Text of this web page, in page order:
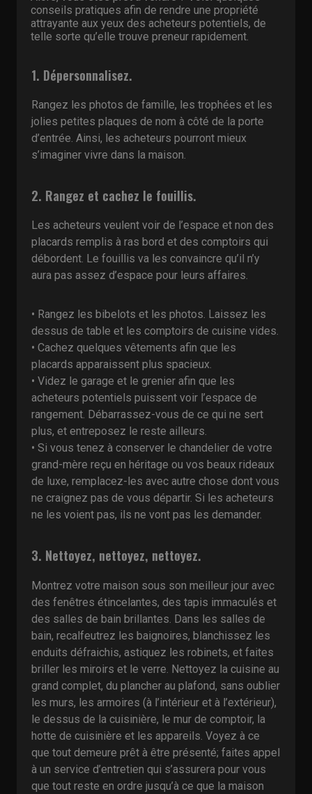
conseils pratiques afin de rendre une propriété
attrayante aux yeux des acheteurs potentiels, de
telle sorte qu’elle trouve preneur rapidement.
1. Dépersonnalisez.
Rangez les photos de famille, les trophées et les
jolies petites plaques de nom à côté de la porte
d’entrée. Ainsi, les acheteurs pourront mieux
s’imaginer vivre dans la maison.
2. Rangez et cachez le fouillis.
Les acheteurs veulent voir de l’espace et non des
placards remplis à ras bord et des comptoirs qui
débordent. Le fouillis va les convaincre qu’il n’y
aura pas assez d’espace pour leurs affaires.
• Rangez les bibelots et les photos. Laissez les
dessus de table et les comptoirs de cuisine vides.
• Cachez quelques vêtements afin que les
placards apparaissent plus spacieux.
• Videz le garage et le grenier afin que les
acheteurs potentiels puissent voir l’espace de
rangement. Débarrassez-vous de ce qui ne sert
plus, et entreposez le reste ailleurs.
• Si vous tenez à conserver le chandelier de votre
grand-mère reçu en héritage ou vos beaux rideaux
de luxe, remplacez-les avec autre chose dont vous
ne craignez pas de vous départir. Si les acheteurs
ne les voient pas, ils ne vont pas les demander.
3. Nettoyez, nettoyez, nettoyez.
Montrez votre maison sous son meilleur jour avec
des fenêtres étincelantes, des tapis immaculés et
des salles de bain brillantes. Dans les salles de
bain, recalfeutrez les baignoires, blanchissez les
enduits défraichis, astiquez les robinets, et faites
briller les miroirs et le verre. Nettoyez la cuisine au
grand complet, du plancher au plafond, sans oublier
les murs, les armoires (à l’intérieur et à l’extérieur),
le dessus de la cuisinière, le mur de comptoir, la
hotte de cuisinière et les appareils. Voyez à ce
que tout demeure prêt à être présenté; faites appel
à un service d’entretien qui s’assurera pour vous
que tout reste en ordre jusqu’à ce que la maison